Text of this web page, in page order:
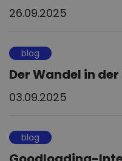
26.09.2025
blog
Der Wandel in
03.09.2025
blog